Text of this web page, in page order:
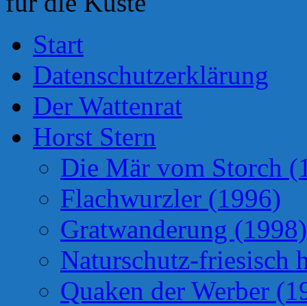
Start
Datenschutzerklärung
Der Wattenrat
Horst Stern
Die Mär vom Storch
Flachwurzler (1996)
Gratwanderung (1998)
Naturschutz-friesisch
Quaken der Werber